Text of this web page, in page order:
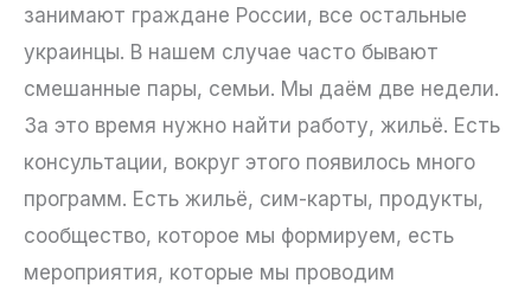
занимают граждане России, все остальные
украинцы. В нашем случае часто бывают
смешанные пары, семьи. Мы даём две недели.
За это время нужно найти работу, жильё. Есть
консультации, вокруг этого появилось много
программ. Есть жильё, сим-карты, продукты,
сообщество, которое мы формируем, есть
мероприятия, которые мы проводим